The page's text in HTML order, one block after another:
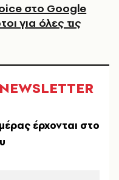
στο Google
για όλες τις
έρχονται στο